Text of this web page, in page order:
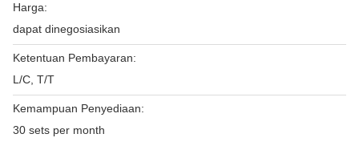
Harga:
dapat dinegosiasikan
Ketentuan Pembayaran:
L/C, T/T
Kemampuan Penyediaan:
30 sets per month